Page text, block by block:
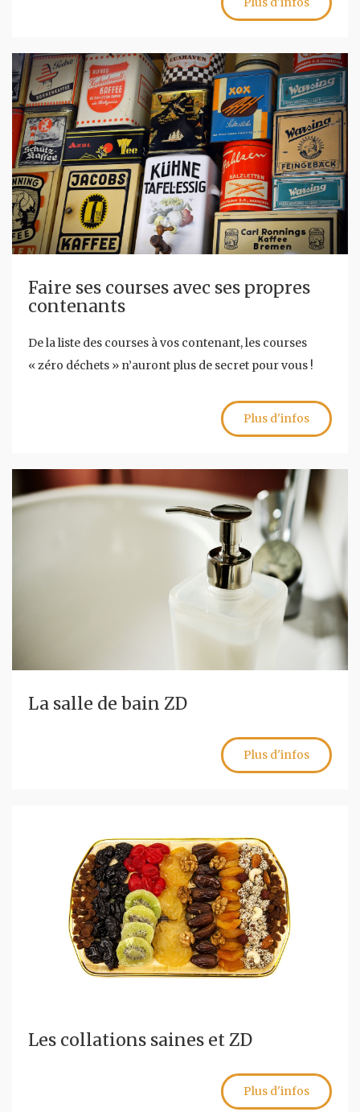
Faire ses courses avec ses propres
contenants
De la liste des courses à vos contenant, les courses
« zéro déchets » n’auront plus de secret pour vous !
Plus d'infos
La salle de bain ZD
Plus d'infos
Les collations saines et ZD
Plus d'infos